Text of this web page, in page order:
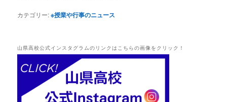
カテゴリー:※授業や行事のニュース
山県高校公式インスタグラムのリンクはこちらの画像をクリック！